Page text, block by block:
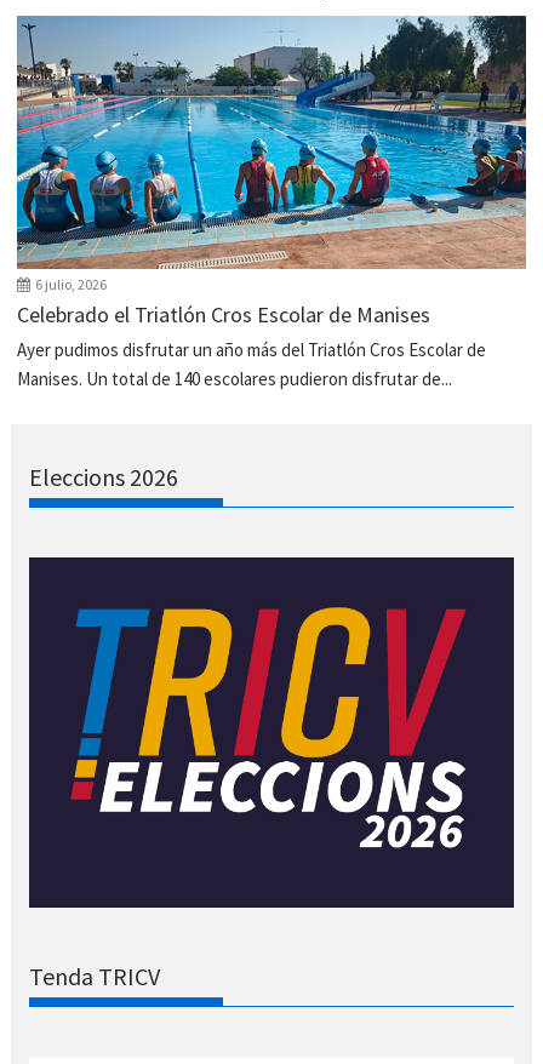
6 julio, 2026
Celebrado el Triatlón Cros Escolar de Manises
Ayer pudimos disfrutar un año más del Triatlón Cros Escolar de
Manises. Un total de 140 escolares pudieron disfrutar de...
Eleccions 2026
Tenda TRICV